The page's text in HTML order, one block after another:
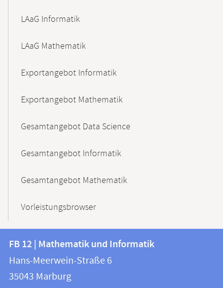
LAaG Informatik
LAaG Mathematik
Exportangebot Informatik
Exportangebot Mathematik
Gesamtangebot Data Science
Gesamtangebot Informatik
Gesamtangebot Mathematik
Vorleistungsbrowser
Kontakt
und
Informationen
FB
12
|
FB 12 | Mathematik und Informatik
Hans-Meerwein-Straße 6
35043 Marburg